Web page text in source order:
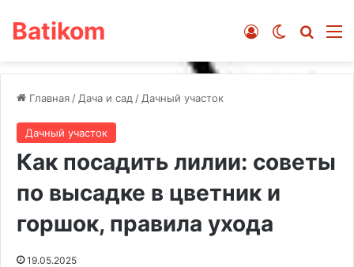
Batikom Switch skin
Войти
Главная / Дача и сад / Дачный участок
Дачный участок
Как посадить лилии: советы
по высадке в цветник и
горшок, правила ухода
19.05.2025